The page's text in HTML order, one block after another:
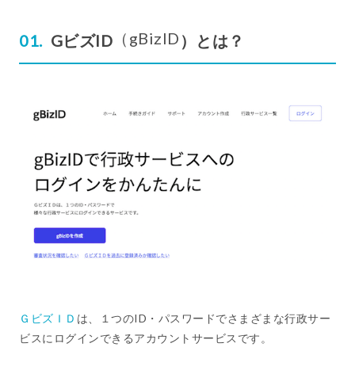
GビズID （gBizID ）とは？
ＧビズＩＤ は、１つのID・パスワードでさまざまな行政サー
ビスにログインできるアカウントサービスです。